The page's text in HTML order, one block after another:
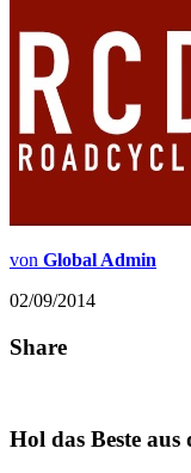
von Global Admin
02/09/2014
Share
Hol das Beste aus